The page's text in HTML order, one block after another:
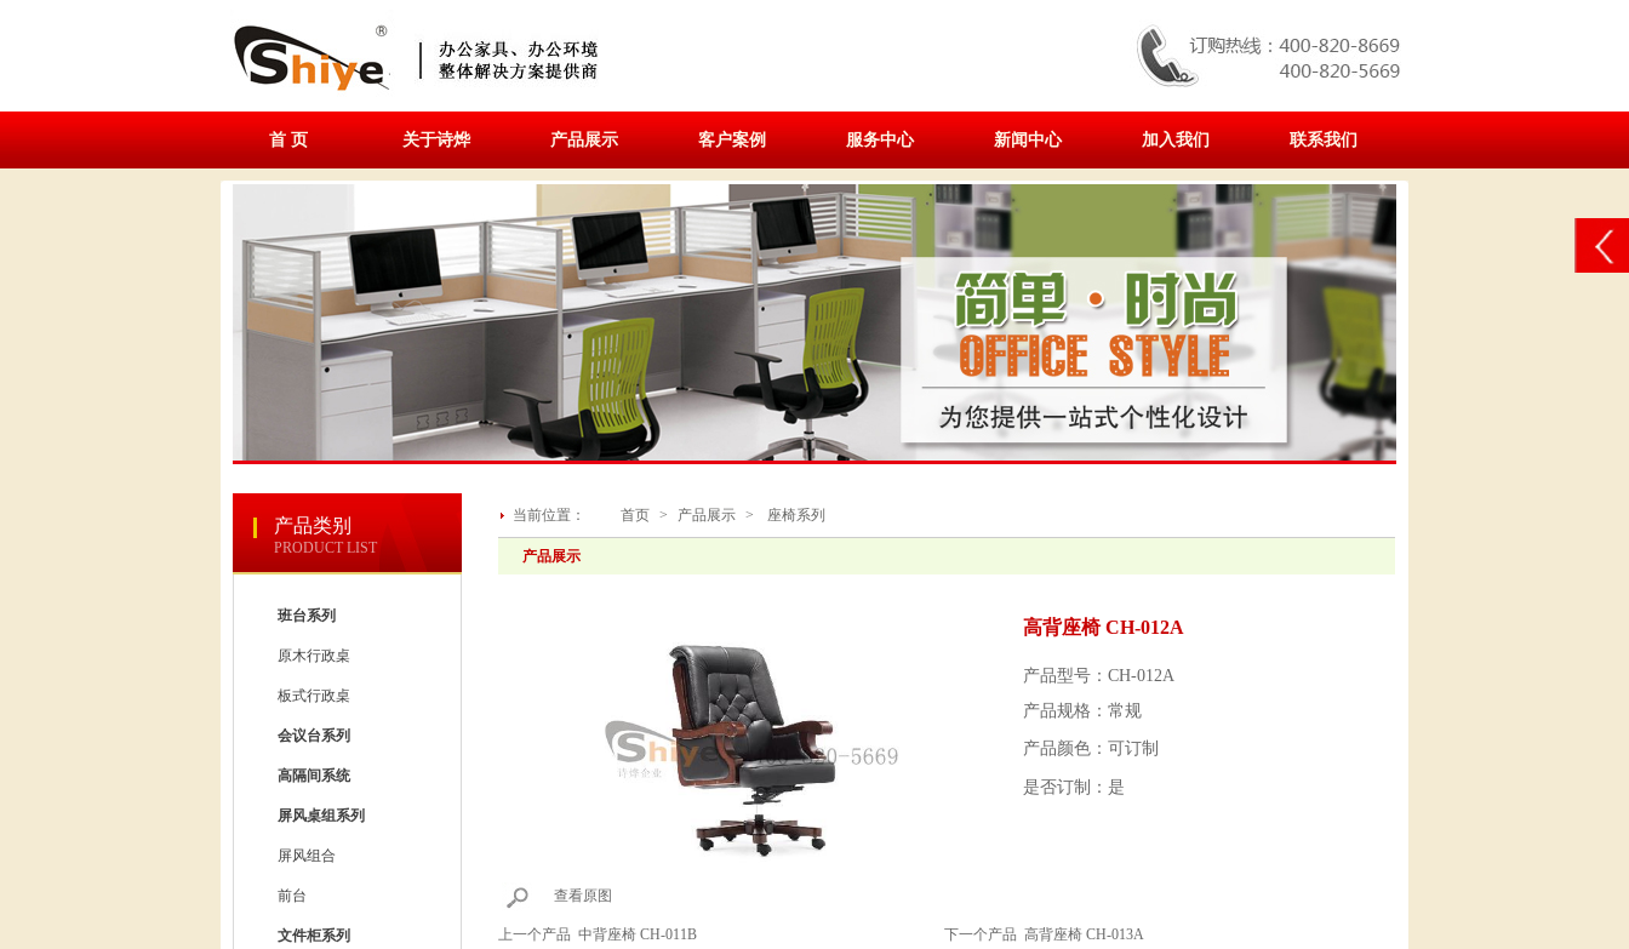
首 页 关于诗烨 产品展示 客户案例 服务中心 新闻中心 加入我们 联系我们
产品类别
PRODUCT LIST
班台系列
原木行政桌
板式行政桌
会议台系列
高隔间系统
屏风桌组系列
屏风组合
前台
文件柜系列
当前位置： 首页 > 产品展示 > 座椅系列
产品展示
查看原图
高背座椅 CH-012A
产品型号：CH-012A
产品规格：常规
产品颜色：可订制
是否订制：是
上一个产品 中背座椅 CH-011B 下一个产品 高背座椅 CH-013A